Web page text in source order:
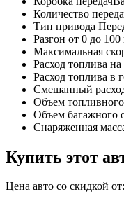
Количество
Тип привода
Разгон от 0 до 100
Максимальная
Расход топлива
Расход топлива в
Смешанный
Объем топливного
Объем багажного
Снаряженная
Купить этот
Цена авто со скидкой от: